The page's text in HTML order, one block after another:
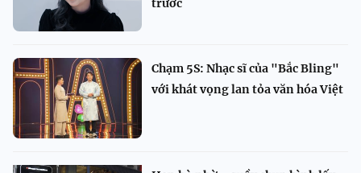
trước
Chạm 5S: Nhạc sĩ của "Bắc Bling"
với khát vọng lan tỏa văn hóa Việt